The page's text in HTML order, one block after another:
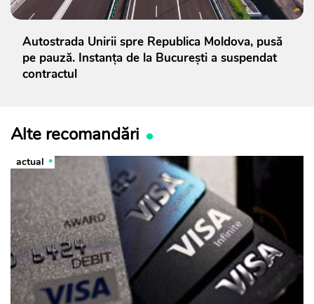
Autostrada Unirii spre Republica Moldova, pusă
pe pauză. Instanța de la București a suspendat
contractul
Alte recomandări
actual